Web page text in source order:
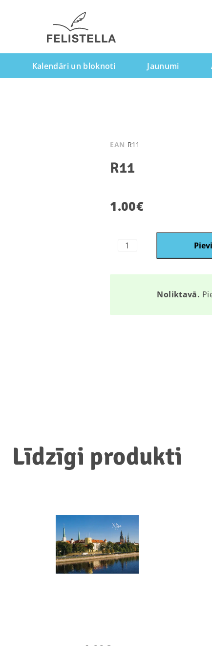
Kalendāri un bloknoti Jaunumi
EAN R11
R11
1.00€
R11
quantity
Noliktavā.
Līdzīgi produkti